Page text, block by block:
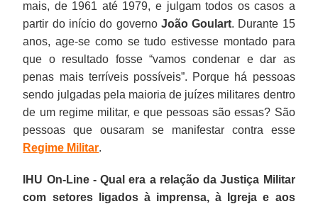
mais, de 1961 até 1979, e julgam todos os casos a
partir do início do governo João Goulart. Durante 15
anos, age-se como se tudo estivesse montado para
que o resultado fosse “vamos condenar e dar as
penas mais terríveis possíveis”. Porque há pessoas
sendo julgadas pela maioria de juízes militares dentro
de um regime militar, e que pessoas são essas? São
pessoas que ousaram se manifestar contra esse
Regime Militar.
IHU On-Line - Qual era a relação da Justiça Militar
com setores ligados à imprensa, à Igreja e aos